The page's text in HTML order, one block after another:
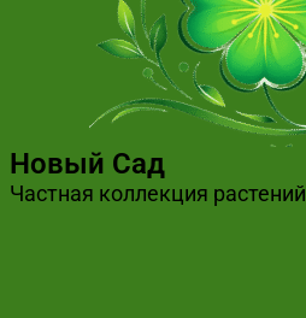
Новый Сад
Частная коллекция растений